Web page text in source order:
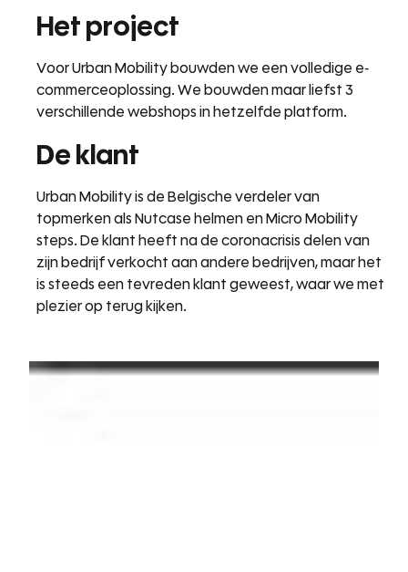
Het project
Voor Urban Mobility bouwden we een volledige e-
commerceoplossing. We bouwden maar liefst 3
verschillende webshops in hetzelfde platform.
De klant
Urban Mobility is de Belgische verdeler van
topmerken als Nutcase helmen en Micro Mobility
steps. De klant heeft na de coronacrisis delen van
zijn bedrijf verkocht aan andere bedrijven, maar het
is steeds een tevreden klant geweest, waar we met
plezier op terug kijken.